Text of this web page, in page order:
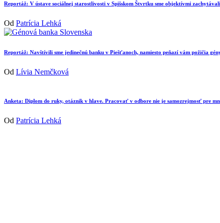
Reportáž: V ústave sociálnej starostlivosti v Spišskom Štvrtku sme objektívmi
Od Patrícia Lehká
Reportáž: Navštívili sme jedinečnú banku v Piešťanoch, namiesto peňazí vám požičia
Od Lívia Nemčková
Anketa: Diplom do ruky, otáznik v hlave. Pracovať v odbore nie je samozrejmosť pre
Od Patrícia Lehká